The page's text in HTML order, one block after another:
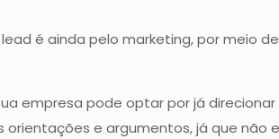
é ainda pelo marketing, por meio
empresa pode optar por já
e argumentos, já que